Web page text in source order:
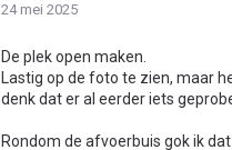
24 mei 2025
De plek open maken.
Lastig op de foto te zien, maar
denk dat er al eerder iets
Rondom de afvoerbuis gok ik